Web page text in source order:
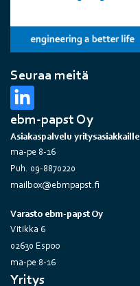
Seuraa meitä
ebm-papst Oy
Asiakaspalvelu yritysasiakkaille
ma-pe 8-16
Puh. 09-8870220
mailbox@ebmpapst.fi
Varasto ebm-papst Oy
Vitikka 6
02630 Espoo
ma-pe 8-16
Yritys